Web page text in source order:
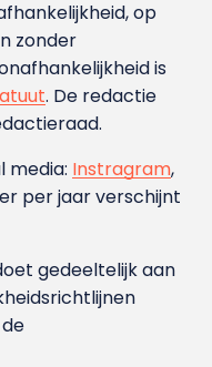
op
zonder
is
. De redactie
media: Instragram,
per jaar verschijnt
gedeeltelijk aan